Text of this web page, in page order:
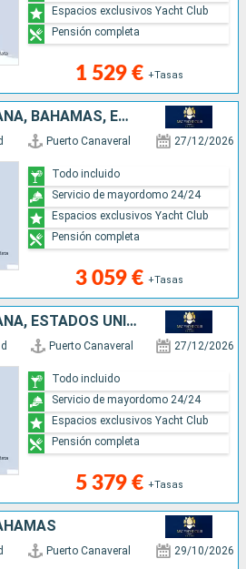
1 529 € +Tasas
Espacios exclusivos Yacht Club
Pensión completa
REPÚBLICA DOMINICANA, BAHAMAS, ESTADOS UNIDOS
Puerto Canaveral 27/12/2026
3 059 € +Tasas
Todo incluido
Servicio de mayordomo 24/24
Espacios exclusivos Yacht Club
Pensión completa
REPÚBLICA DOMINICANA, ESTADOS UNIDOS, BAHAMAS
Puerto Canaveral 27/12/2026
5 379 € +Tasas
Todo incluido
Servicio de mayordomo 24/24
Espacios exclusivos Yacht Club
Pensión completa
Puerto Canaveral 29/10/2026